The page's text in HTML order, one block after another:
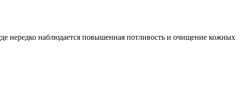
нередко наблюдается повышенная потливость и очищение кожных